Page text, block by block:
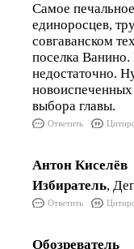
Самое
единоросцев,
совгаванском
поселка
недостаточно.
новоиспеченных
выбора главы.
Ответить
Антон Киселёв
Избиратель,
Ответить
Обозреватель